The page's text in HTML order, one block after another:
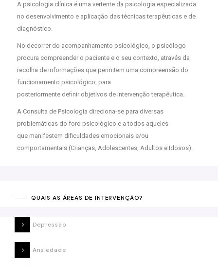
A psicologia clínica é uma vertente da psicologia especializada
no desenvolvimento e aplicação das técnicas terapêuticas e de
diagnóstico.
No decorrer do acompanhamento psicológico, o psicólogo
procura compreender o paciente e o seu contexto, através da
recolha de informações que permitem uma compreensão do
funcionamento psicológico, para
posteriormente definir objetivos de intervenção terapêutica.
A Consulta de Psicologia direciona-se para diversas
problemáticas do foro psicológico e a todos aqueles
que manifestem dificuldades emocionais e/ou
comportamentais (Crianças, Adolescentes, Adultos e Idosos).
QUAIS AS ÁREAS DE INTERVENÇÃO?
Depressão
Ansiedade